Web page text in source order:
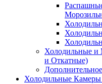
Холодильные и
и Откатные)
Холодильные